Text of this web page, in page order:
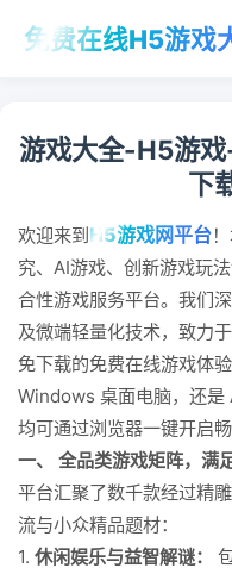
免费在线H5游戏
游戏大全-H5游
下
欢迎来到H5游戏网平台
究、AI游戏、创新游戏玩
合性游戏服务平台。我们
及微端轻量化技术，致力
免下载的免费在线游戏体
Windows 桌面电脑，还是
均可通过浏览器一键开启
一、 全品类游戏矩阵，满
平台汇聚了数千款经过精
流与小众精品题材：
1. 休闲娱乐与益智解谜：